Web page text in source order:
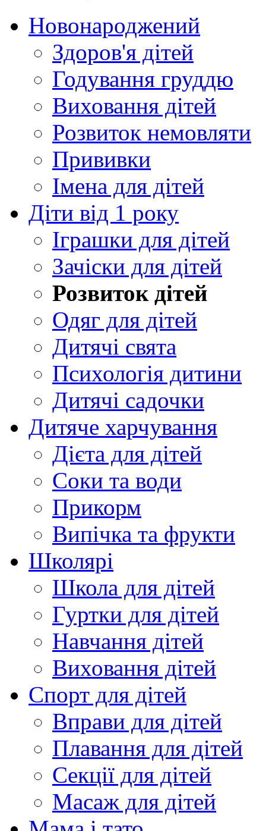
Новонароджений
Здоров'я дітей
Годування груддю
Виховання дітей
Розвиток немовляти
Прививки
Імена для дітей
Діти від 1 року
Іграшки для дітей
Зачіски для дітей
Розвиток дітей
Одяг для дітей
Дитячі свята
Психологія дитини
Дитячі садочки
Дитяче харчування
Дієта для дітей
Соки та води
Прикорм
Випічка та фрукти
Школярі
Школа для дітей
Гуртки для дітей
Навчання дітей
Виховання дітей
Спорт для дітей
Вправи для дітей
Плавання для дітей
Секції для дітей
Масаж для дітей